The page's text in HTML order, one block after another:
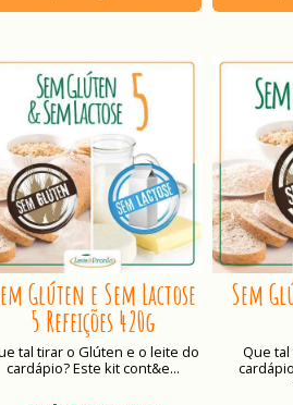
Glúten e Sem Lactose
5 Refeições 420g
tal tirar o Glúten e o leite do
cardápio? Este kit cont&e...
Sem
Que